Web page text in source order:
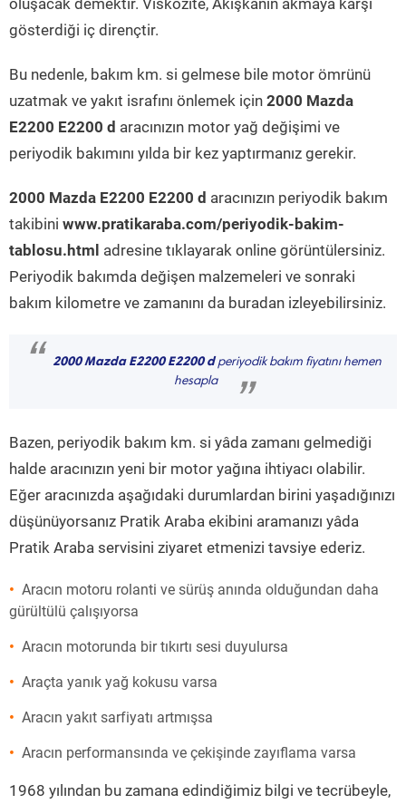
oluşacak demektir. Viskozite, Akışkanın akmaya karşı
gösterdiği iç dirençtir.
Bu nedenle, bakım km. si gelmese bile motor ömrünü
uzatmak ve yakıt israfını önlemek için 2000 Mazda
E2200 E2200 d aracınızın motor yağ değişimi ve
periyodik bakımını yılda bir kez yaptırmanız gerekir.
2000 Mazda E2200 E2200 d aracınızın periyodik bakım
takibini www.pratikaraba.com/periyodik-bakim-
tablosu.html adresine tıklayarak online görüntülersiniz.
Periyodik bakımda değişen malzemeleri ve sonraki
bakım kilometre ve zamanını da buradan izleyebilirsiniz.
“ 2000 Mazda E2200 E2200 dperiyodik bakım fiyatını hemen
hesapla
”
Bazen, periyodik bakım km. si yâda zamanı gelmediği
halde aracınızın yeni bir motor yağına ihtiyacı olabilir.
Eğer aracınızda aşağıdaki durumlardan birini yaşadığınızı
düşünüyorsanız Pratik Araba ekibini aramanızı yâda
Pratik Araba servisini ziyaret etmenizi tavsiye ederiz.
Aracın motoru rolanti ve sürüş anında olduğundan daha
gürültülü çalışıyorsa
Aracın motorunda bir tıkırtı sesi duyulursa
Araçta yanık yağ kokusu varsa
Aracın yakıt sarfiyatı artmışsa
Aracın performansında ve çekişinde zayıflama varsa
1968 yılından bu zamana edindiğimiz bilgi ve tecrübeyle,